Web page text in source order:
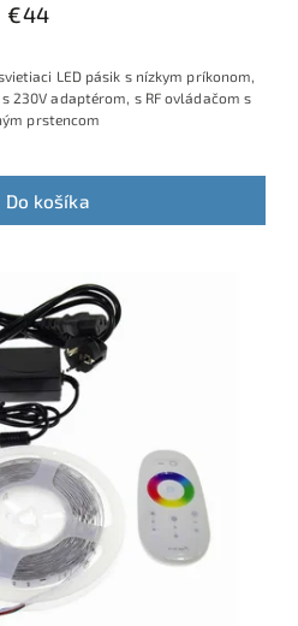
€44
Do košíka
LED pásik s nízkym príkonom,
230V adaptérom, s RF ovládačom s
prstencom